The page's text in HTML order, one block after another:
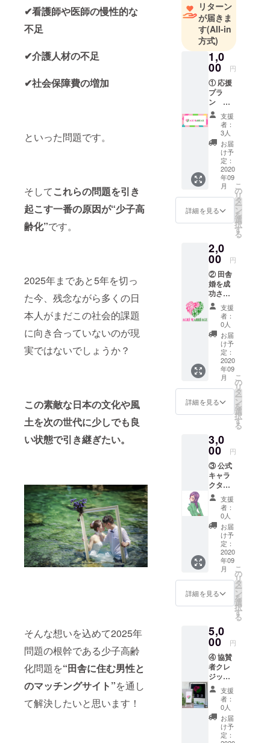
✔看護師や医師の慢性的な
不足
✔介護人材の不足
✔社会保障費の増加
といった問題です。
そしてこれらの問題を引き
起こす一番の原因が“少子高
齢化”です。
2025年まであと5年を切っ
た今、残念ながら多くの日
本人がまだこの社会的課題
に向き合っていないのが現
実ではないでしょうか？
この素敵な日本の文化や風
土を次の世代に少しでも良
い状態で引き継ぎたい。
そんな想いを込めて2025年
問題の根幹である少子高齢
化問題を“田舎に住む男性と
のマッチングサイト”を通し
て解決したいと思います！
リターン
が届きま
す(All-in
方式)
1,0
00 円
① 応援
プラ
ン 感
謝メッ
セー
ジ・御
礼メー
以降、
感謝
メッ
セー
ジ・御
礼メー
ルを送
りま
支援
者：
3人
お届
け予
定：
2020
年09
月
詳細を見る
こ
の
リ
タ
ー
ン
を
選
択
す
る
2,0
00 円
② 田舎
婚を成
功させ
るメル
マガ
（全4
回） ＋
応援プ
ラン
感謝
メッ
セー
ジ・御
礼メー
ル ※9月
以降、
マガジ
ンを4回
発行致
しま
す。 ※9
月以
降、感
謝メッ
セー
ジ・御
礼メー
ルを送
りま
す。
支援
者：
0人
お届
け予
定：
2020
年09
月
詳細を見る
こ
の
リ
タ
ー
ン
を
選
択
す
る
3,0
00 円
③ 公式
キャラ
クター
グッズ
（ポス
トカー
ド2枚）
＋応援
プラ
ン 感
謝メッ
セー
ジ・御
礼メー
ル ＋田
舎婚を
せるメ
ルマガ
（全4
回) ※9月
以降、
公式
キャラ
クター
のポス
トカー
ドを2枚
郵送致
支援
者：
0人
お届
け予
定：
2020
年09
月
詳細を見る
こ
の
リ
タ
ー
ン
を
選
択
す
る
5,0
00 円
④ 協賛
者クレ
ジット
掲載
（WEB
サイ
ト） ＋
応援プ
ラン
支援
者：
0人
お届
け予
定：